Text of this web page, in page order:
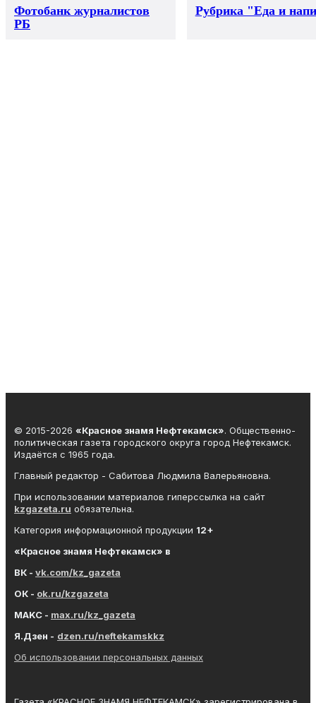
Фотобанк журналистов
РБ
Рубрика "Еда и
© 2015-2026 «Красное знамя Нефтекамск». Общественно-
политическая газета городского округа город Нефтекамск.
Издаётся с 1965 года.
Главный редактор - Сабитова Людмила Валерьяновна.
При использовании материалов гиперссылка на сайт
kzgazeta.ru обязательна.
Категория информационной продукции 12+
«Красное знамя Нефтекамск» в
ВК - vk.com/kz_gazeta
ОК - ok.ru/kzgazeta
MAKC - max.ru/kz_gazeta
Я.Дзен - dzen.ru/neftekamskkz
Об использовании персональных данных